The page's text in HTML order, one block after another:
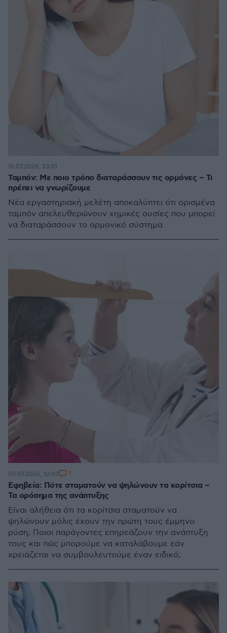
Ταμπόν: Με ποιο τρόπο διαταράσσουν τις ορμόνες – Τι
πρέπει να γνωρίζουμε
Νέα εργαστηριακή μελέτη αποκαλύπτει ότι ορισμένα
ταμπόν απελευθερώνουν χημικές ουσίες που μπορεί
να διαταράσσουν το ορμονικό σύστημα
16.07.2026, 23:01
Εφηβεία: Πότε σταματούν να ψηλώνουν τα κορίτσια –
Τα ορόσημα της ανάπτυξης
Είναι αλήθεια ότι τα κορίτσια σταματούν να
ψηλώνουν μόλις έχουν την πρώτη τους έμμηνο
ρύση; Ποιοι παράγοντες επηρεάζουν την ανάπτυξη
τους και πώς μπορούμε να καταλάβουμε εάν
χρειάζεται να συμβουλευτούμε έναν ειδικό;
05.07.2026, 12:03 1